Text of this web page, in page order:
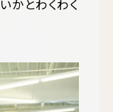
かとわくわく